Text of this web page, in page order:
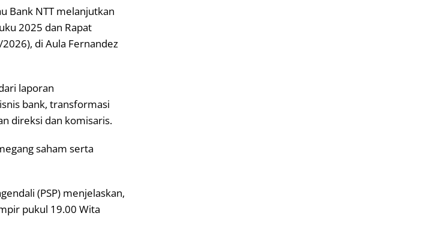
Bank NTT melanjutkan
2025 dan Rapat
di Aula Fernandez
laporan
bank, transformasi
direksi dan komisaris.
saham serta
(PSP) menjelaskan,
pukul 19.00 Wita